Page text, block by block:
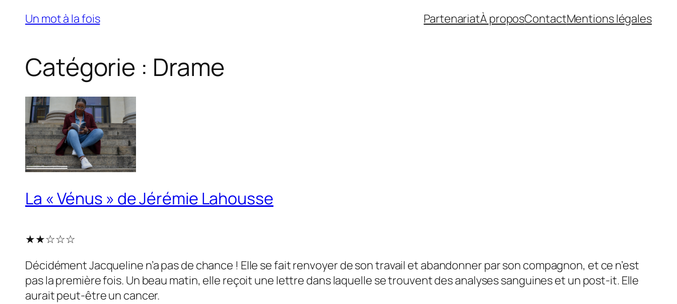
Un mot à la fois PartenariatÀ proposContactMentions légales
Catégorie : Drame
La « Vénus » de Jérémie Lahousse
★★☆☆☆
Décidément Jacqueline n’a pas de chance ! Elle se fait renvoyer de son travail et abandonner par son compagnon, et ce n’est
pas la première fois. Un beau matin, elle reçoit une lettre dans laquelle se trouvent des analyses sanguines et un post-it. Elle
aurait peut-être un cancer.